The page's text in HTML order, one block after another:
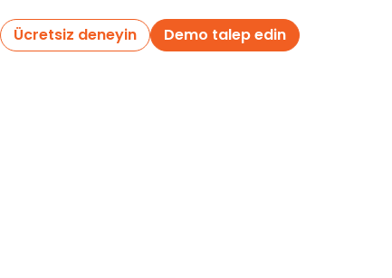
Ücretsiz deneyin Demo talep edin